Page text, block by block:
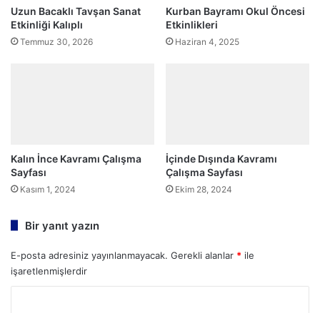
Uzun Bacaklı Tavşan Sanat
Etkinliği Kalıplı
Temmuz 30, 2026
Kurban Bayramı Okul Öncesi
Etkinlikleri
Haziran 4, 2025
Kalın İnce Kavramı Çalışma
Sayfası
Kasım 1, 2024
İçinde Dışında Kavramı
Çalışma Sayfası
Ekim 28, 2024
Bir yanıt yazın
E-posta adresiniz yayınlanmayacak. Gerekli alanlar * ile
işaretlenmişlerdir